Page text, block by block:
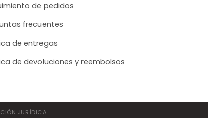
de pedidos
frecuentes
de entregas
de devoluciones y reembolsos
JURÍDICA